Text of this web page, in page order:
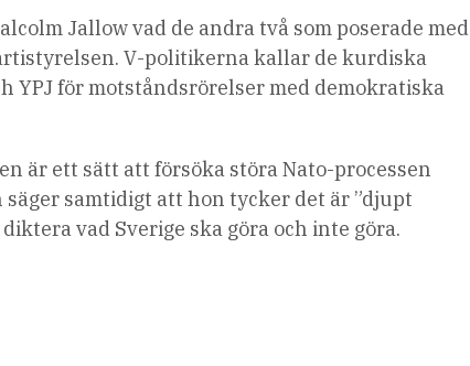
Jallow vad de andra två som poserade med
V-politikerna kallar de kurdiska
YPJ för motståndsrörelser med demokratiska
är ett sätt att försöka störa Nato-processen
säger samtidigt att hon tycker det är ”djupt
vad Sverige ska göra och inte göra.